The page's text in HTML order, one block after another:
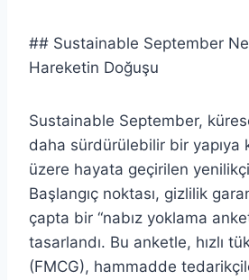
## Sustainable September
Hareketin Doğuşu
Sustainable September,
daha sürdürülebilir bir yapıya
üzere hayata geçirilen
Başlangıç noktası, gizlilik
çapta bir “nabız yoklama
tasarlandı. Bu anketle, hızlı
(FMCG), hammadde